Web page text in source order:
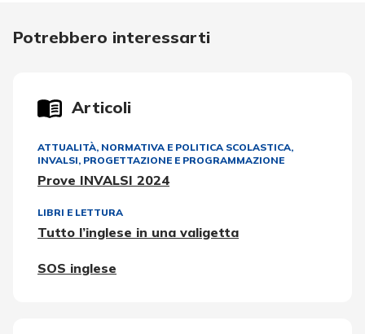
Potrebbero interessarti
Articoli
ATTUALITÀ, NORMATIVA E POLITICA SCOLASTICA,
INVALSI, PROGETTAZIONE E PROGRAMMAZIONE
Prove INVALSI 2024
LIBRI E LETTURA
Tutto l’inglese in una valigetta
SOS inglese